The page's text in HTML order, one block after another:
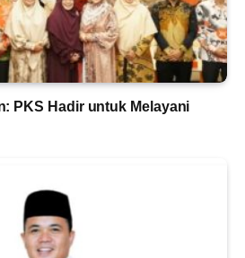
PKS Hadir untuk Melayani